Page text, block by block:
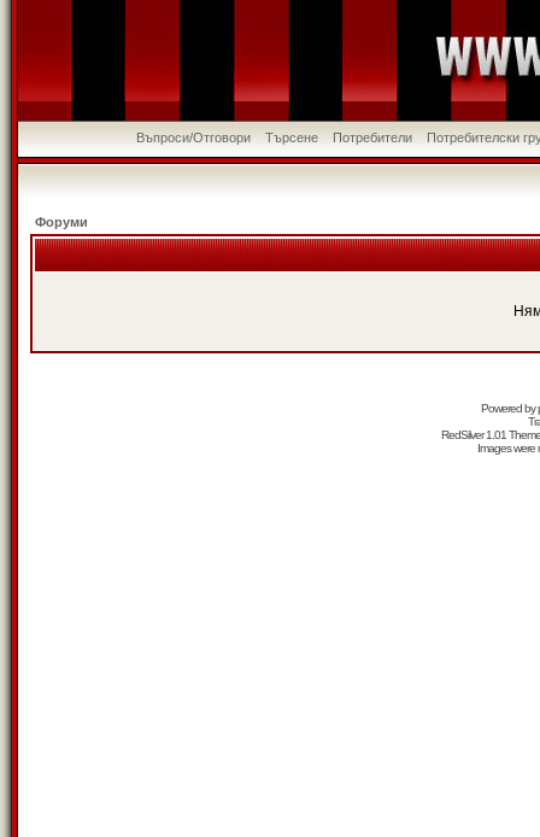
Въпроси/Отговори Търсене Потребители Потребителски
Форуми
Powered by
RedSilver 1.01
Images were